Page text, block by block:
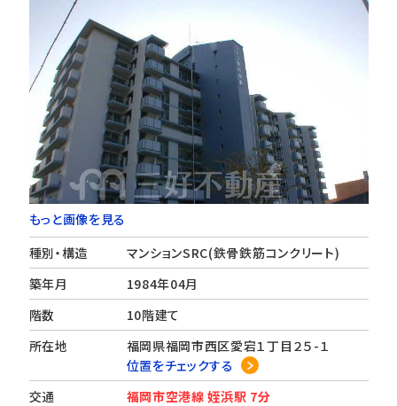
もっと画像を見る
種別・構造
マンションSRC(鉄骨鉄筋コンクリート)
築年月
1984年04月
階数
10階建て
所在地
福岡県福岡市西区愛宕１丁目２５-１
位置をチェックする
交通
福岡市空港線 姪浜駅 7分